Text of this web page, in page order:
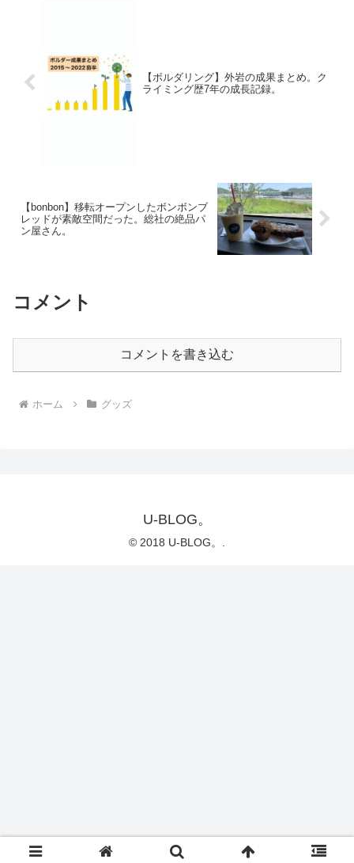
【ボルダリング】外岩の成果まとめ。ク
ライミング歴7年の成長記録。
【bonbon】移転オープンしたボンボンブ
レッドが素敵空間だった。総社の絶品パ
ン屋さん。
コメント
コメントを書き込む
ホーム グッズ
U-BLOG。
© 2018 U-BLOG。.